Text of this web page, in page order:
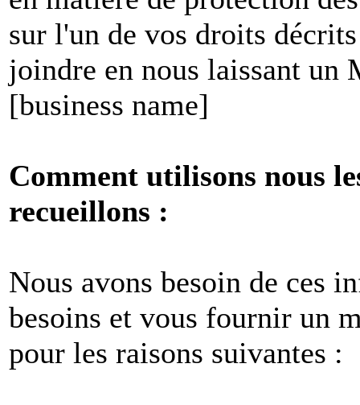
sur l'un de vos droits
joindre en nous laissant un
[business name]
Comment utilisons nous
recueillons :
Nous avons besoin de ces
besoins et vous fournir un
pour les raisons suivantes :